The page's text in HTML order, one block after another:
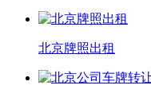
北京牌照出租